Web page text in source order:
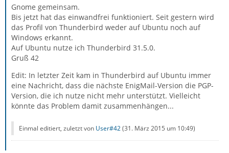
Gnome gemeinsam.
Bis jetzt hat das einwandfrei funktioniert. Seit gestern wird
das Profil von Thunderbird weder auf Ubuntu noch auf
Windows erkannt.
Auf Ubuntu nutze ich Thunderbird 31.5.0.
Gruß 42
Edit: In letzter Zeit kam in Thunderbird auf Ubuntu immer
eine Nachricht, dass die nächste EnigMail-Version die PGP-
Version, die ich nutze nicht mehr unterstützt. Vielleicht
könnte das Problem damit zusammenhängen...
Einmal editiert, zuletzt von User#42(31. März 2015 um 10:49)